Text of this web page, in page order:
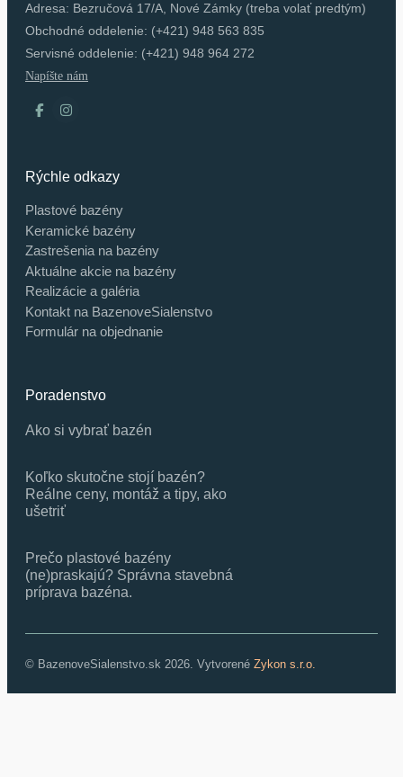
Adresa: Bezručová 17/A, Nové Zámky (treba volať predtým)
Obchodné oddelenie: (+421) 948 563 835
Servisné oddelenie: (+421) 948 964 272
Napíšte nám
Rýchle odkazy
Plastové bazény
Keramické bazény
Zastrešenia na bazény
Aktuálne akcie na bazény
Realizácie a galéria
Kontakt na BazenoveSialenstvo
Formulár na objednanie
Poradenstvo
Ako si vybrať bazén
Koľko skutočne stojí bazén?
Reálne ceny, montáž a tipy, ako
ušetriť
Prečo plastové bazény
(ne)praskajú? Správna stavebná
príprava bazéna.
© BazenoveSialenstvo.sk 2026. Vytvorené Zykon s.r.o.